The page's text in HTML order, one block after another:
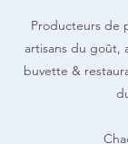
Producteurs de
artisans du goût,
buvette &